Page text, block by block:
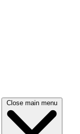
Close main menu